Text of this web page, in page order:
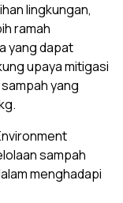
lingkungan,
ramah
yang dapat
upaya mitigasi
yang
sampah
menghadapi